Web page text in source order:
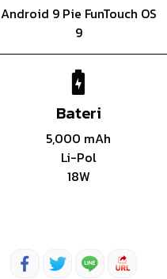
Android 9 Pie FunTouch OS
9
Bateri
5,000 mAh
Li-Pol
18W